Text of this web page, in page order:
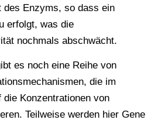
des Enzyms, so dass ein
erfolgt, was die
nochmals abschwächt.
es noch eine Reihe von
die im
Konzentrationen von
Teilweise werden hier Gene